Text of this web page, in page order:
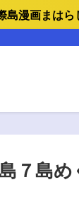
島漫画まは
７島